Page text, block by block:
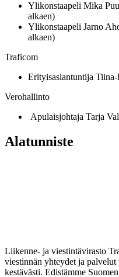
Ylikonstaapeli Mika
alkaen)
Ylikonstaapeli Jarno
alkaen)
Traficom
Erityisasiantuntija
Verohallinto
Apulaisjohtaja Tarja
Alatunniste
Liikenne- ja viestintävirasto
viestinnän yhteydet ja
kestävästi. Edistämme